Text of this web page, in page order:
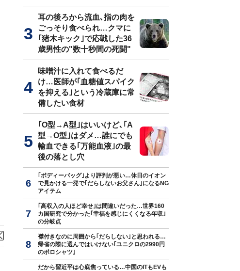
豊臣秀吉像〈逸翁美術館蔵〉部分（図版＝Shouzou.com／CC-PD-Mark／
耳の後ろから流血､指の肉を
ごっそり食べられ…クマに
｢猪木キック｣で応戦した36
歳男性の"数十秒間の死闘"
味噌汁に入れて食べるだ
け…医師が｢血糖値スパイク
を抑える｣という冷蔵庫に常
備したい食材
｢O型→A型｣はいいけど､｢A
型→O型｣はダメ…誰にでも
輸血できる｢万能血液｣の最
後の落とし穴
｢ボディーバッグ｣より評判が悪い…休日のイオン
で見かける一発で｢だらしないお父さん｣になるNG
アイテム
｢高収入の人ほど幸せ｣は間違いだった…世界160
カ国研究で分かった｢幸福を感じにくくなる年収｣
の分岐点
襟付きなのに周囲から｢だらしない｣と思われる…
帰省の際に選んではいけない｢ユニクロの2990円
のポロシャツ｣
だから習近平は心底焦っている…中国のITもEVも